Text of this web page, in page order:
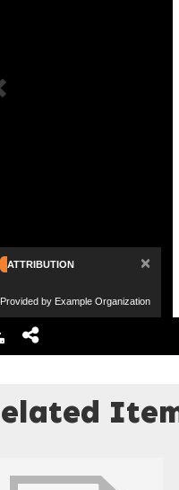
ATTRIBUTION ×
Provided by Example Organization